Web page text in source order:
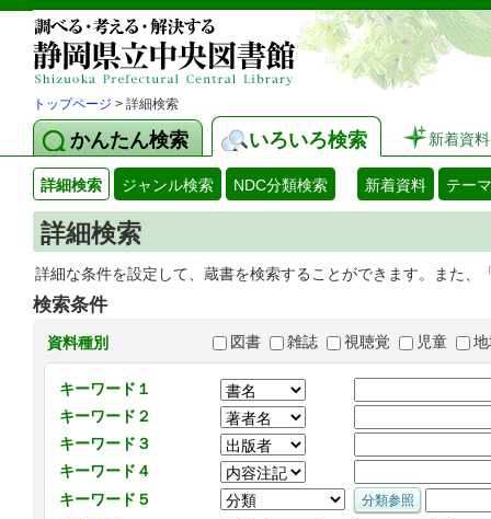
トップページ > 詳細検索
かんたん検索 いろいろ検索 新着資料
詳細検索 ジャンル検索 NDC分類検索 新着資料 テー
詳細検索
詳細な条件を設定して、蔵書を検索することができます。また
検索条件
資料種別 図書 雑誌 視聴覚 児童
キーワード１
キーワード２
キーワード３
キーワード４
キーワード５